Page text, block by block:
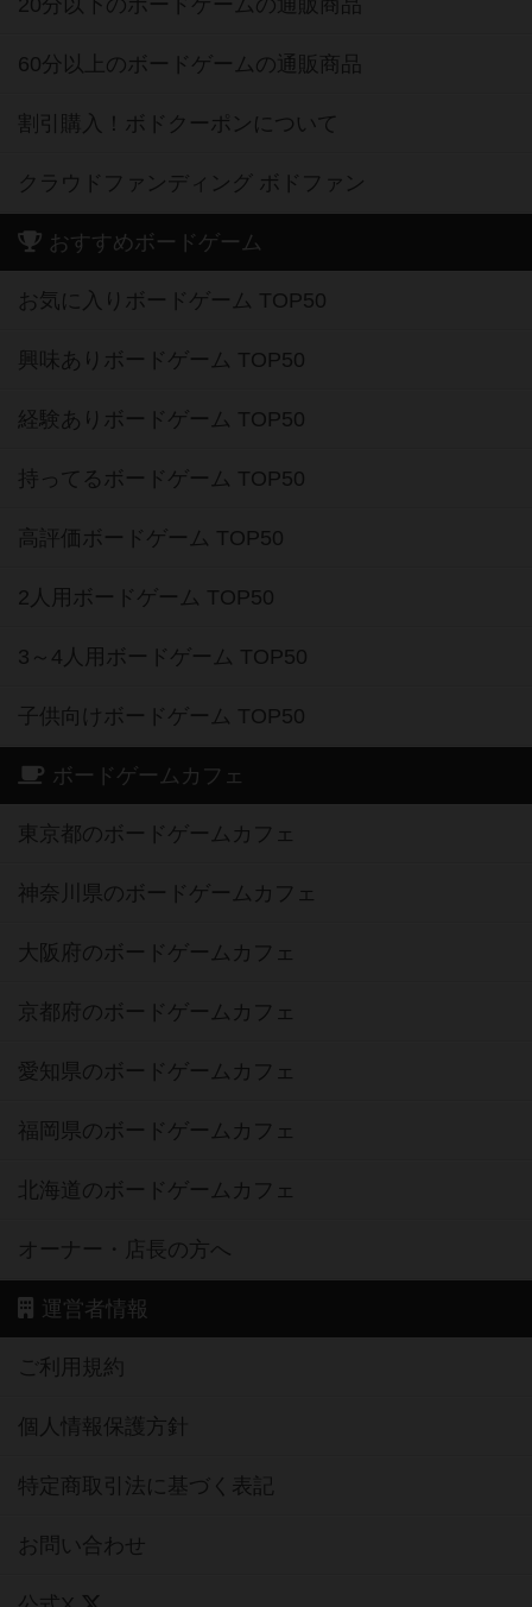
60分以上のボードゲームの通販商品
割引購入！ボドクーポンについて
クラウドファンディング ボドファン
おすすめボードゲーム
お気に入りボードゲーム TOP50
興味ありボードゲーム TOP50
経験ありボードゲーム TOP50
持ってるボードゲーム TOP50
高評価ボードゲーム TOP50
2人用ボードゲーム TOP50
3～4人用ボードゲーム TOP50
子供向けボードゲーム TOP50
ボードゲームカフェ
東京都のボードゲームカフェ
神奈川県のボードゲームカフェ
大阪府のボードゲームカフェ
京都府のボードゲームカフェ
愛知県のボードゲームカフェ
福岡県のボードゲームカフェ
北海道のボードゲームカフェ
オーナー・店長の方へ
運営者情報
ご利用規約
個人情報保護方針
特定商取引法に基づく表記
お問い合わせ